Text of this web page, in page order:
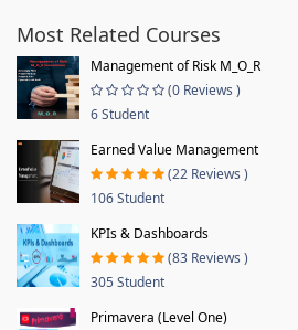
Most Related Courses
Management of Risk M_O_R
(0 Reviews )
6 Student
Earned Value Management
(22 Reviews )
106 Student
KPIs & Dashboards
(83 Reviews )
305 Student
Primavera (Level One)